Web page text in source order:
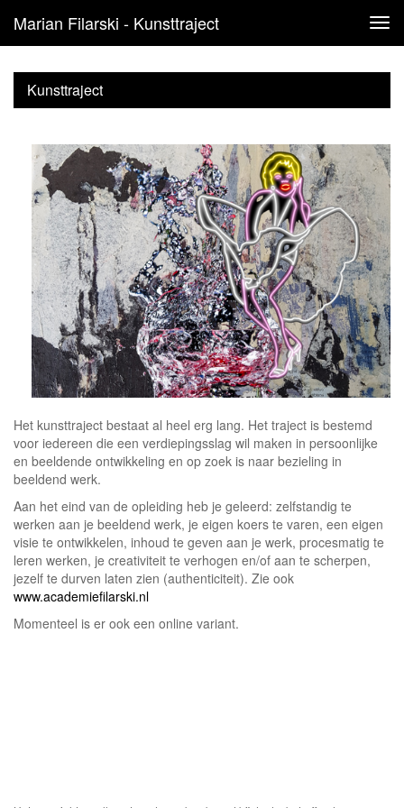
Marian Filarski - Kunsttraject
Kunsttraject
Het kunsttraject bestaat al heel erg lang. Het traject is bestemd
voor iedereen die een verdiepingsslag wil maken in persoonlijke
en beeldende ontwikkeling en op zoek is naar bezieling in
beeldend werk.
Aan het eind van de opleiding heb je geleerd: zelfstandig te
werken aan je beeldend werk, je eigen koers te varen, een eigen
visie te ontwikkelen, inhoud te geven aan je werk, procesmatig te
leren werken, je creativiteit te verhogen en/of aan te scherpen,
jezelf te durven laten zien (authenticiteit). Zie ook
www.academiefilarski.nl
Momenteel is er ook een online variant.